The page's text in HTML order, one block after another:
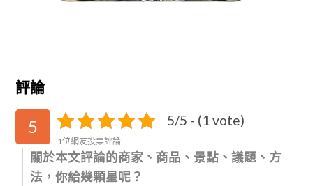
評論
5 5/5 - (1 vote)
1位網友投票評論
關於本文評論的商家、商品、景點、議題、方
法，你給幾顆星呢？